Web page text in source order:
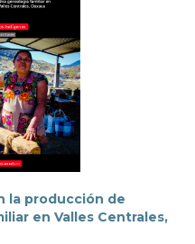
la producción de
en Valles Centrales,